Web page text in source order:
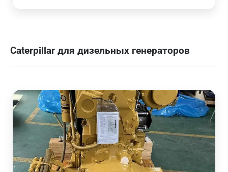
Caterpillar для дизельных генераторов